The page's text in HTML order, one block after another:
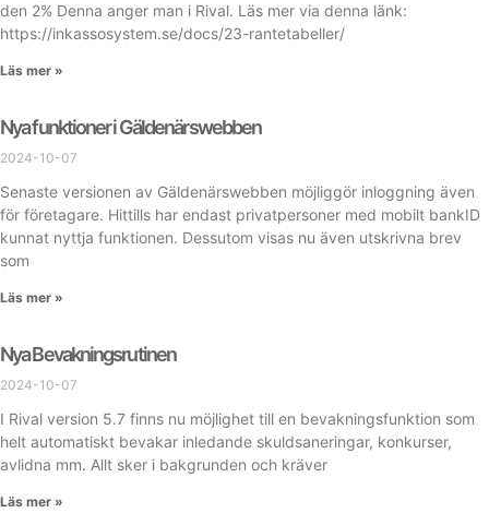
den 2% Denna anger man i Rival. Läs mer via denna länk:
https://inkassosystem.se/docs/23-rantetabeller/
Läs mer »
Nya funktioner i Gäldenärswebben
2024-10-07
Senaste versionen av Gäldenärswebben möjliggör inloggning även
för företagare. Hittills har endast privatpersoner med mobilt bankID
kunnat nyttja funktionen. Dessutom visas nu även utskrivna brev
som
Läs mer »
Nya Bevakningsrutinen
2024-10-07
I Rival version 5.7 finns nu möjlighet till en bevakningsfunktion som
helt automatiskt bevakar inledande skuldsaneringar, konkurser,
avlidna mm. Allt sker i bakgrunden och kräver
Läs mer »